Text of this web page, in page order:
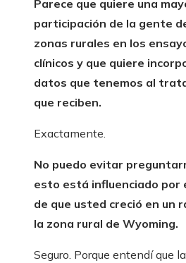
Parece que quiere una
participación de la gente
zonas rurales en los
clínicos y que quiere
datos que tenemos al
que reciben.
Exactamente.
No puedo evitar
esto está influenciado por
de que usted creció en un
la zona rural de Wyoming.
Seguro. Porque entendí que la